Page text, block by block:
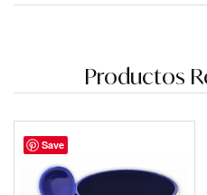
Productos
Save